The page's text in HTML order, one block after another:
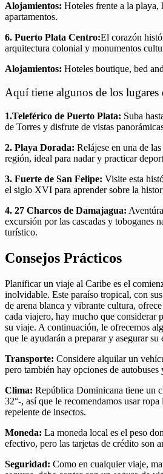
Alojamientos: Hoteles frente a la playa,
apartamentos.
6. Puerto Plata Centro:El corazón
arquitectura colonial y monumentos
Alojamientos: Hoteles boutique, bed
Aquí tiene algunos de los lugares
1.Teleférico de Puerto Plata: Suba
de Torres y disfrute de vistas
2. Playa Dorada: Relájese en una de
región, ideal para nadar y practicar
3. Fuerte de San Felipe: Visite esta
el siglo XVI para aprender sobre la
4. 27 Charcos de Damajagua:
excursión por las cascadas y toboganes
turístico.
Consejos Prácticos
Planificar un viaje al Caribe es el
inolvidable. Este paraíso tropical, con
de arena blanca y vibrante cultura,
cada viajero, hay mucho que considerar
su viaje. A continuación, le ofrecemos
que le ayudarán a preparar y asegurar su
Transporte: Considere alquilar un
pero también hay opciones de autobuses
Clima: República Dominicana tiene un
32°-, así que le recomendamos usar
repelente de insectos.
Moneda: La moneda local es el peso
efectivo, pero las tarjetas de crédito son
Seguridad: Como en cualquier viaje,